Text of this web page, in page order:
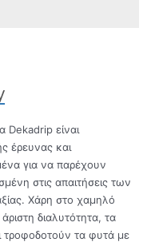
Dekadrip είναι
έρευνας και
για να παρέχουν
στις απαιτήσεις των
Χάρη στο χαμηλό
διαλυτότητα, τα
τροφοδοτούν τα φυτά με